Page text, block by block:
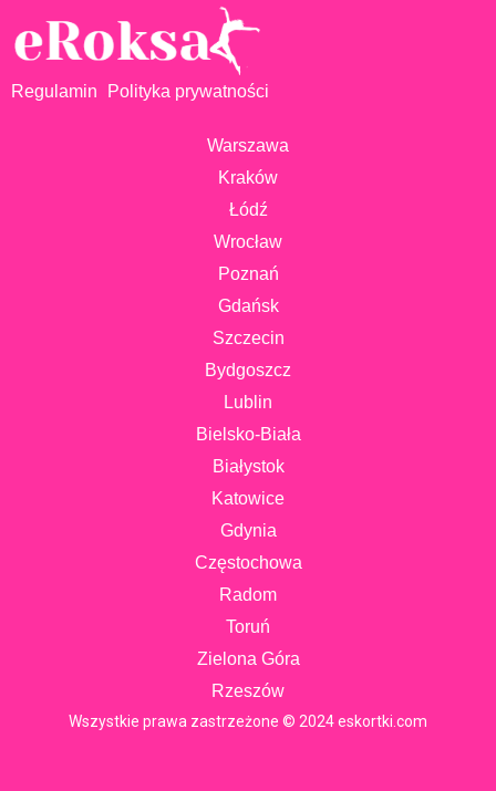
Regulamin Polityka prywatności
Warszawa
Kraków
Łódź
Wrocław
Poznań
Gdańsk
Szczecin
Bydgoszcz
Lublin
Bielsko-Biała
Białystok
Katowice
Gdynia
Częstochowa
Radom
Toruń
Zielona Góra
Rzeszów
Wszystkie prawa zastrzeżone © 2024 eskortki.com